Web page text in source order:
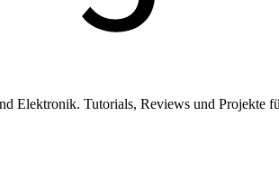
Elektronik. Tutorials, Reviews und Projekte